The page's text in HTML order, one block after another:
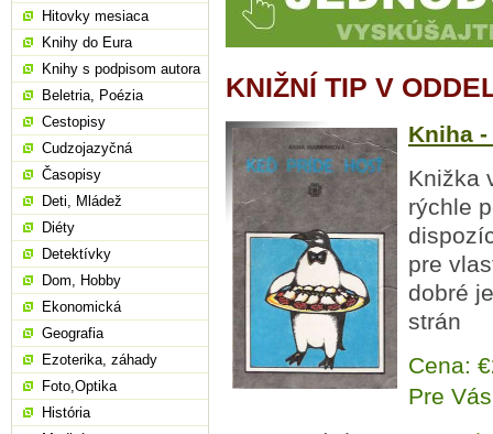
KNIŽNÍ TIP V
Kniha
Knižka
rýchle
pre
dobré
strán
Cena:
Pre
Hitovky mesiaca
Knihy do Eura
Knihy s podpisom autora
Beletria, Poézia
Cestopisy
Cudzojazyčná
Časopisy
Deti, Mládež
Diéty
Detektívky
Dom, Hobby
Ekonomická
Geografia
Ezoterika, záhady
Foto,Optika
História